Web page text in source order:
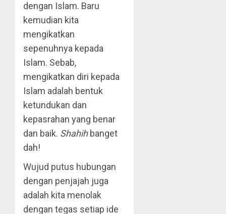
dengan Islam. Baru
kemudian kita
mengikatkan
sepenuhnya kepada
Islam. Sebab,
mengikatkan diri kepada
Islam adalah bentuk
ketundukan dan
kepasrahan yang benar
dan baik. Shahihbanget
dah!
Wujud putus hubungan
dengan penjajah juga
adalah kita menolak
dengan tegas setiap ide